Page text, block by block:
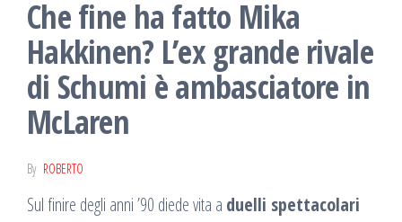
Che fine ha fatto Mika
Hakkinen? L’ex grande rivale
di Schumi è ambasciatore in
McLaren
By ROBERTO
Sul finire degli anni ’90 diede vita a duelli spettacolari